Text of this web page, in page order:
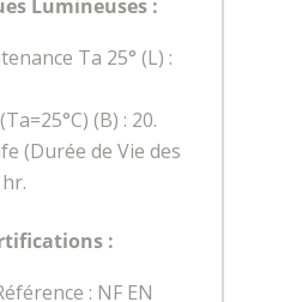
Lumineuses :
Ta 25° (L) :
(B) : 20.
(Durée de Vie des
:
: NF EN